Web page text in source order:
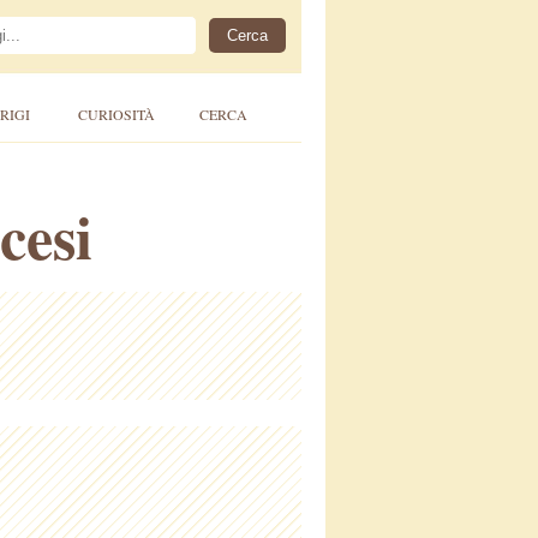
CURIOSITÀ CERCA